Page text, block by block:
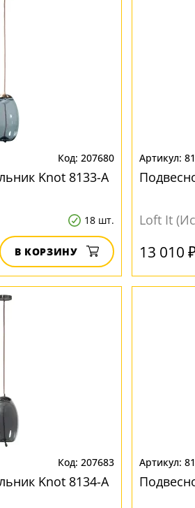
207680
Knot 8133-A
18 шт.
В КОРЗИНУ
Loft It
13 010
207683
Knot 8134-A